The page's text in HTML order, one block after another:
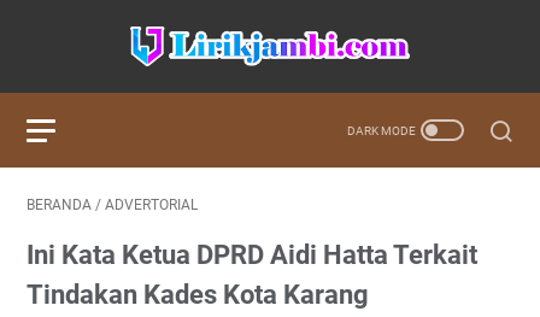
BERANDA / ADVERTORIAL
Ini Kata Ketua DPRD Aidi Hatta Terkait
Tindakan Kades Kota Karang